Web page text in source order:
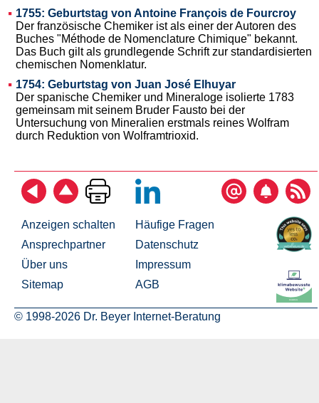
1755: Geburtstag von Antoine François de Fourcroy
Der französische Chemiker ist als einer der Autoren des
Buches "Méthode de Nomenclature Chimique" bekannt.
Das Buch gilt als grundlegende Schrift zur standardisierten
chemischen Nomenklatur.
1754: Geburtstag von Juan José Elhuyar
Der spanische Chemiker und Mineraloge isolierte 1783
gemeinsam mit seinem Bruder Fausto bei der
Untersuchung von Mineralien erstmals reines Wolfram
durch Reduktion von Wolframtrioxid.
Anzeigen schalten
Ansprechpartner
Über uns
Sitemap
Häufige Fragen
Datenschutz
Impressum
AGB
© 1998-2026 Dr. Beyer Internet-Beratung